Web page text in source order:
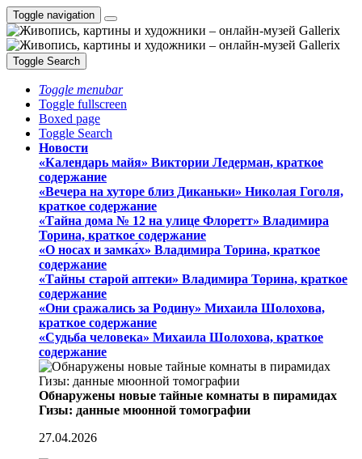
Toggle navigation
Toggle Search
Toggle menubar
Toggle fullscreen
Boxed page
Toggle Search
Новости
«Календарь майя» Виктории Ледерман, краткое
содержание
«Вечера на хуторе близ Диканьки» Николая Гоголя,
краткое содержание
«Тайна дома № 12 на улице Флоретт» Владимира
Торина, краткое содержание
«О носах и замка́х» Владимира Торина, краткое
содержание
«Тайны старой аптеки» Владимира Торина, краткое
содержание
«Они сражались за Родину» Михаила Шолохова,
краткое содержание
«Судьба человека» Михаила Шолохова, краткое
содержание
Обнаружены новые тайные комнаты в пирамидах
Гизы: данные мюонной томографии
27.04.2026